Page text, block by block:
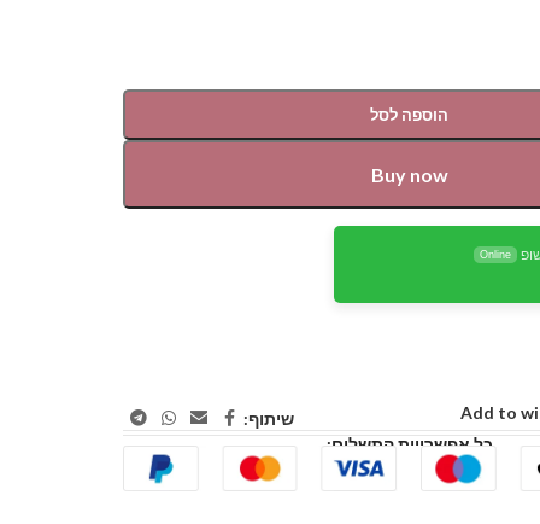
הוספה לסל
Buy now
Online
Add to
שיתוף:
כל אפשרויות התשלום: